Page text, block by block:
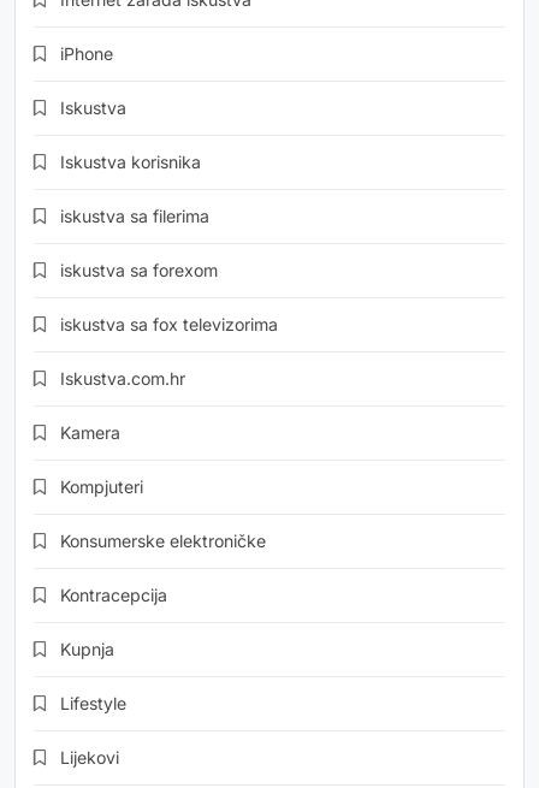
iPhone
Iskustva
Iskustva korisnika
iskustva sa filerima
iskustva sa forexom
iskustva sa fox televizorima
Iskustva.com.hr
Kamera
Kompjuteri
Konsumerske elektroničke
Kontracepcija
Kupnja
Lifestyle
Lijekovi